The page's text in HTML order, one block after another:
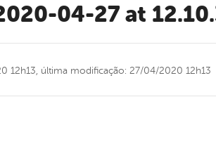
04-27 at
12h13, última modificação: 27/04/2020 12h13